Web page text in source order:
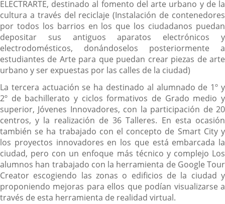
ELECTRARTE, destinado al fomento del arte urbano y de la
cultura a través del reciclaje (Instalación de contenedores
por todos los barrios en los que los ciudadanos puedan
depositar sus antiguos aparatos electrónicos y
electrodomésticos, donándoselos posteriormente a
estudiantes de Arte para que puedan crear piezas de arte
urbano y ser expuestas por las calles de la ciudad)
La tercera actuación se ha destinado al alumnado de 1º y
2º de bachillerato y ciclos formativos de Grado medio y
superior, Jóvenes Innovadores, con la participación de 20
centros, y la realización de 36 Talleres. En esta ocasión
también se ha trabajado con el concepto de Smart City y
los proyectos innovadores en los que está embarcada la
ciudad, pero con un enfoque más técnico y complejo Los
alumnos han trabajado con la herramienta de Google Tour
Creator escogiendo las zonas o edificios de la ciudad y
proponiendo mejoras para ellos que podían visualizarse a
través de esta herramienta de realidad virtual.